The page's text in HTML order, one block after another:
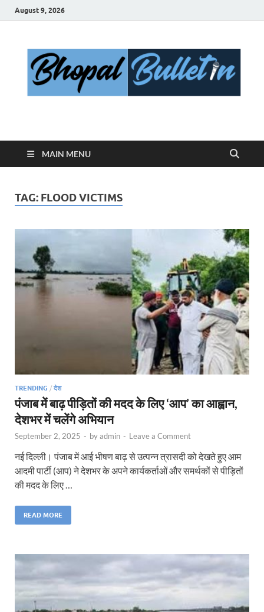
August 9, 2026
Bhopal Bulletin
MAIN MENU
TAG: FLOOD VICTIMS
TRENDING / देश
पंजाब में बाढ़ पीड़ितों की मदद के लिए ‘आप’ का आह्वान,
देशभर में चलेंगे अभियान
September 2, 2025 - byadmin - Leave a Comment
नई दिल्ली। पंजाब में आई भीषण बाढ़ से उत्पन्न त्रासदी को देखते हुए आम
आदमी पार्टी (आप) ने देशभर के अपने कार्यकर्ताओं और समर्थकों से पीड़ितों
की मदद के लिए …
READ MORE